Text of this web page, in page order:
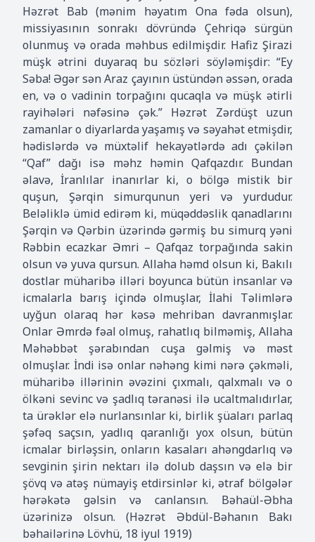
Həzrət Bab (mənim həyatım Ona fəda olsun),
missiyasının sonrakı dövründə Çehriqə sürgün
olunmuş və orada məhbus edilmişdir. Hafiz Şirazi
müşk ətrini duyaraq bu sözləri söyləmişdir: “Ey
Səba! Əgər sən Araz çayının üstündən əssən, orada
en, və o vadinin torpağını qucaqla və müşk ətirli
rayihələri nəfəsinə çək.” Həzrət Zərdüşt uzun
zamanlar o diyarlarda yaşamış və səyahət etmişdir,
hədislərdə və müxtəlif hekayətlərdə adı çəkilən
“Qaf” dağı isə məhz həmin Qafqazdır. Bundan
əlavə, İranlılar inanırlar ki, o bölgə mistik bir
quşun, Şərqin simurqunun yeri və yurdudur.
Beləliklə ümid edirəm ki, müqəddəslik qanadlarını
Şərqin və Qərbin üzərində gərmiş bu simurq yəni
Rəbbin ecazkar Əmri – Qafqaz torpağında sakin
olsun və yuva qursun. Allaha həmd olsun ki, Bakılı
dostlar müharibə illəri boyunca bütün insanlar və
icmalarla barış içində olmuşlar, İlahi Təlimlərə
uyğun olaraq hər kəsə mehriban davranmışlar.
Onlar Əmrdə fəal olmuş, rahatlıq bilməmiş, Allaha
Məhəbbət şərabından cuşa gəlmiş və məst
olmuşlar. İndi isə onlar nəhəng kimi nərə çəkməli,
müharibə illərinin əvəzini çıxmalı, qalxmalı və o
ölkəni sevinc və şadlıq təranəsi ilə ucaltmalıdırlar,
ta ürəklər elə nurlansınlar ki, birlik şüaları parlaq
şəfəq saçsın, yadlıq qaranlığı yox olsun, bütün
icmalar birləşsin, onların kasaları ahəngdarlıq və
sevginin şirin nektarı ilə dolub daşsın və elə bir
şövq və atəş nümayiş etdirsinlər ki, ətraf bölgələr
hərəkətə gəlsin və canlansın. Bəhaül-Əbha
üzərinizə olsun. (Həzrət Əbdül-Bəhanın Bakı
bəhailərinə Lövhü, 18 iyul 1919)